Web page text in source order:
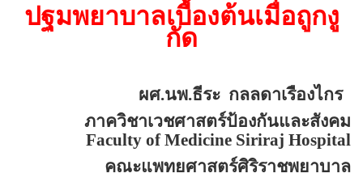
ปฐมพยาบาลเบื้องต้นเมื่อถูกงู
กัด
ผศ.นพ.ธีระ กลลดาเรืองไกร
ภาควิชาเวชศาสตร์ป้องกันและสังคม
Faculty ofMedicine Siriraj Hospital
คณะแพทยศาสตร์ศิริราชพยาบาล